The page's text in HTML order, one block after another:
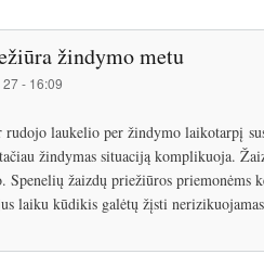
žindymo metu
- 16:09
rudojo laukelio per žindymo laikotarpį
žindymas situaciją komplikuoja.
Spenelių žaizdų priežiūros
laiku kūdikis galėtų žįsti